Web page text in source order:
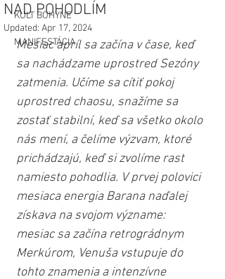
KULT BOHYNE
MANIFESTÁCIA
NAD POHODLÍM
Updated: Apr 17, 2024
Mesiac apríl sa začína v čase, keď
sa nachádzame uprostred Sezóny
zatmenia. Učíme sa cítiť pokoj
uprostred chaosu, snažíme sa
zostať stabilní, keď sa všetko okolo
nás mení, a čelíme výzvam, ktoré
prichádzajú, keď si zvolíme rast
namiesto pohodlia. V prvej polovici
mesiaca energia Barana naďalej
získava na svojom význame:
mesiac sa začína retrográdnym
Merkúrom, Venuša vstupuje do
tohto znamenia a intenzívne